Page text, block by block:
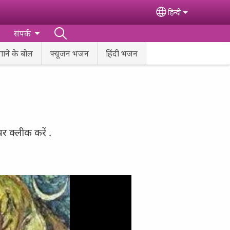
Select your
हिन्‍दी
के बोल फ्यूजन भजन हिंदी भजन
संपर्क
क्लीक करें .